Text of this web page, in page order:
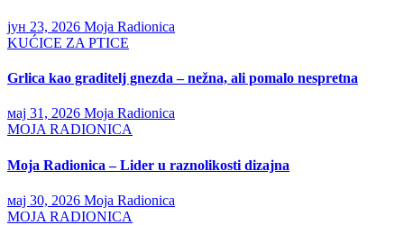
јун 23, 2026 Moja Radionica
KUĆICE ZA PTICE
Grlica kao graditelj gnezda – nežna, ali pomalo nespretna
мај 31, 2026 Moja Radionica
MOJA RADIONICA
Moja Radionica – Lider u raznolikosti dizajna
мај 30, 2026 Moja Radionica
MOJA RADIONICA